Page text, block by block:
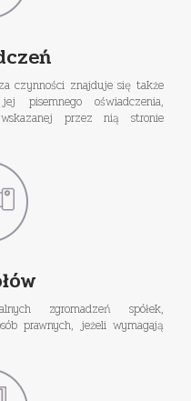
czynności znajduje się także
pisemnego oświadczenia,
przez nią stronie
zgromadzeń spółek,
prawnych, jeżeli wymagają